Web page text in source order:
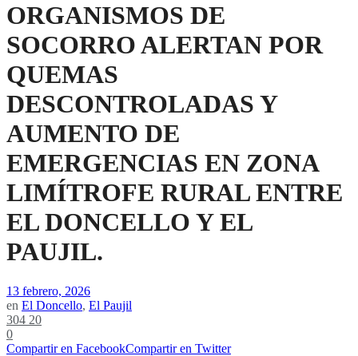
ORGANISMOS DE
SOCORRO ALERTAN POR
QUEMAS
DESCONTROLADAS Y
AUMENTO DE
EMERGENCIAS EN ZONA
LIMÍTROFE RURAL ENTRE
EL DONCELLO Y EL
PAUJIL.
13 febrero, 2026
en El Doncello, El Paujil
304 20
0
Compartir en FacebookCompartir en Twitter